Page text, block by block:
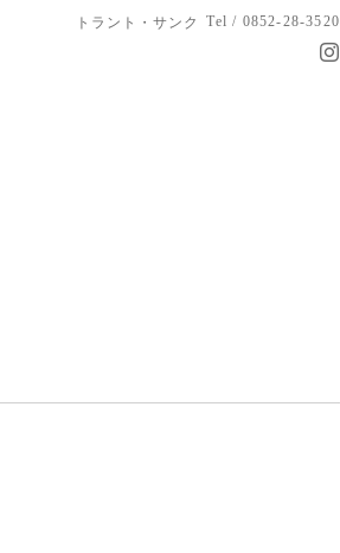
トラント・サンク Tel / 0852-28-3520